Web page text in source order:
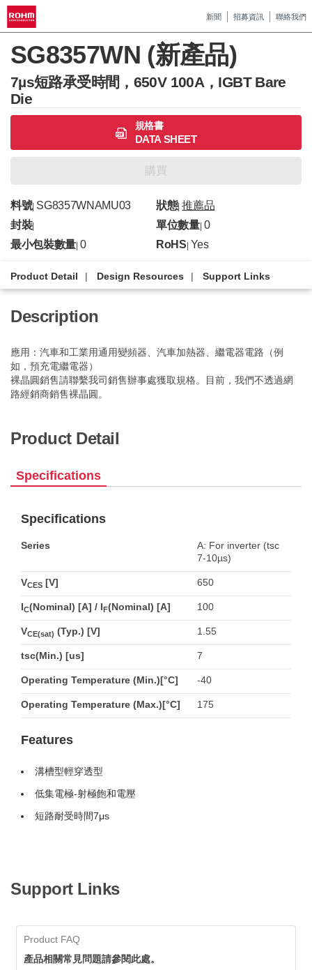
新聞 招募資訊 聯絡我們
SG8357WN (新產品)
7µs短路承受時間，650V 100A，IGBT Bare
Die
規格書
DATA SHEET
購買
料號| SG8357WNAMU03 狀態|推薦品
封裝| 單位數量| 0
最小包裝數量 |0 RoHS Yes
Product Detail Design Resources Support Links
Description
應用：汽車和工業用通用變頻器、汽車加熱器、繼電器電路（例
如，預充電繼電器）
裸晶圓銷售請聯繫我司銷售辦事處獲取規格。目前，我們不透過網
路經銷商銷售裸晶圓。
Product Detail
Specifications
Specifications
Series
A: For inverter (tsc
7-10µs)
VCES [V] 650
IC(Nominal) [A] / IF(Nominal) [A] 100
VCE(sat) (Typ.) [V] 1.55
tsc(Min.) [us] 7
Operating Temperature (Min.)[°C] -40
Operating Temperature (Max.)[°C] 175
Features
溝槽型輕穿透型
低集電極-射極飽和電壓
短路耐受時間7μs
Support Links
Product FAQ
產品相關常見問題請參閱此處。